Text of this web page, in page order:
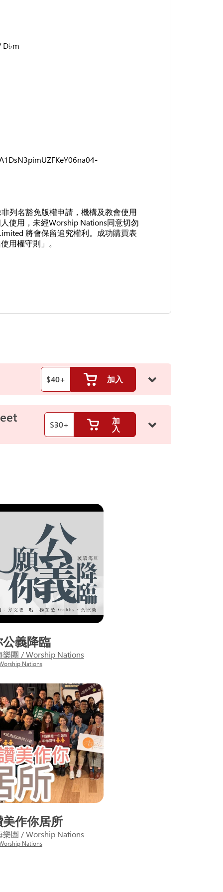
D♭m
列名豁免版權申請，機構及教會使用
使用，未經Worship Nations同意切勿
將會保留追究權利。成功購買表
用權守則」。
$40+ 加入
$30+ 加
入
公義降臨
樂團 / Worship Nations
Nations
美作你居所
樂團 / Worship Nations
Nations